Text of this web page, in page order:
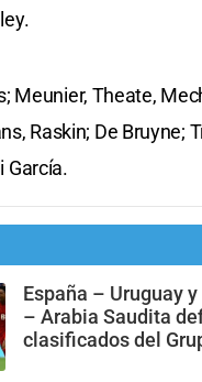
Meunier, Theate,
Raskin; De Bruyne;
García.
España – Uruguay
– Arabia Saudita
clasificados del